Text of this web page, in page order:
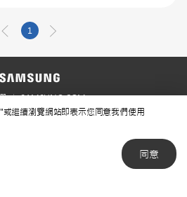
繼續瀏覽網站即表示您同意我們使用
同意
1
SAMSUNG.COM
規範
隱私規範